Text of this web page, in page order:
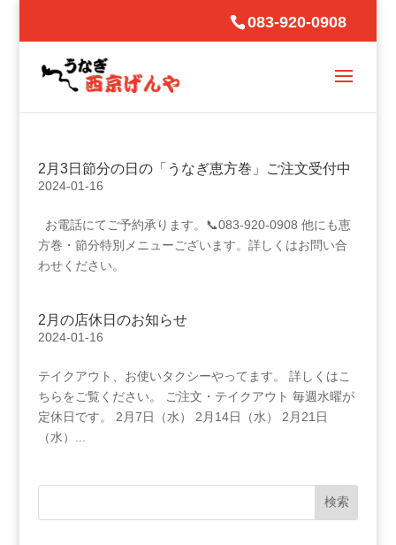
083-920-0908
2月3日節分の日の「うなぎ恵方巻」ご注文受付中
2024-01-16
お電話にてご予約承ります。📞083-920-0908 他にも恵
方巻・節分特別メニューございます。詳しくはお問い合
わせください。
2月の店休日のお知らせ
2024-01-16
テイクアウト、お使いタクシーやってます。 詳しくはこ
ちらをご覧ください。 ご注文・テイクアウト 毎週水曜が
定休日です。 2月7日（水） 2月14日（水） 2月21日
（水）...